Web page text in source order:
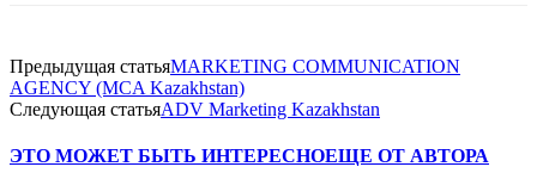
Предыдущая статьяMARKETING COMMUNICATION
AGENCY (MCA Kazakhstan)
Следующая статьяADV Marketing Kazakhstan
ЭТО МОЖЕТ БЫТЬ ИНТЕРЕСНОЕЩЕ ОТ АВТОРА